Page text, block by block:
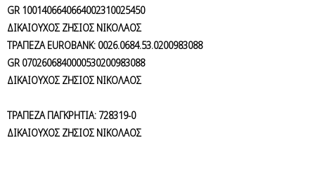
GR 1001406640664002310025450
ΔΙΚΑΙΟΥΧΟΣ ΖΗΣΙΟΣ ΝΙΚΟΛΑΟΣ
ΤΡΑΠΕΖΑ EUROBANK: 0026.0684.53.0200983088
GR 0702606840000530200983088
ΔΙΚΑΙΟΥΧΟΣ ΖΗΣΙΟΣ ΝΙΚΟΛΑΟΣ
ΤΡΑΠΕΖΑ ΠΑΓΚΡΗΤΙΑ: 728319-0
ΔΙΚΑΙΟΥΧΟΣ ΖΗΣΙΟΣ ΝΙΚΟΛΑΟΣ